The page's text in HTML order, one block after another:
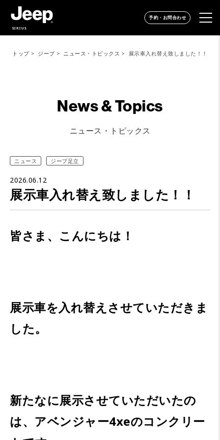
SIRIUS
予約・お問合わせ
トップ ジープ ニュース・トピックス 展示車入れ替え致しました！！
News & Topics
ニュース・トピックス
ニュース ジープ足立
2026.06.12
展示車入れ替え致しました！！
皆さま、こんにちは！
展示車を入れ替えさせていただきま
した。
新たなに展示させていただいたの
は、アベンジャー4xeのコンクリー